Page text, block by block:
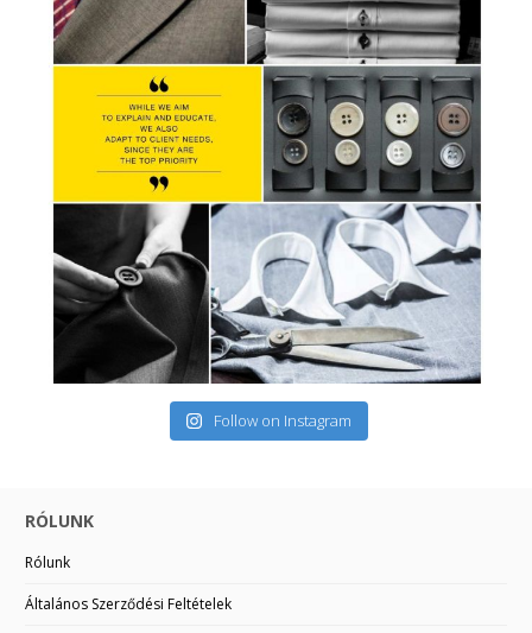
Follow on Instagram
RÓLUNK
Rólunk
Általános Szerződési Feltételek